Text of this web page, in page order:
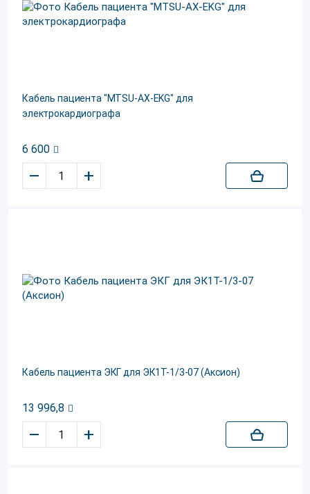
Кабель пациента "MTSU-AX-EKG" для
электрокардиографа
6 600
– +
Кабель пациента ЭКГ для ЭК1Т-1/3-07 (Аксион)
13 996,8
– +